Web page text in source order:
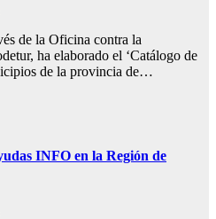
de la Oficina contra la
ha elaborado el ‘Catálogo de
de la provincia de…
INFO en la Región de